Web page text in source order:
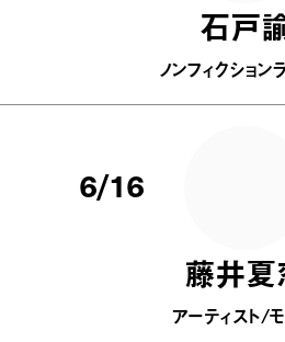
石戸
ノンフィクション
6/16
藤井
アーティスト/